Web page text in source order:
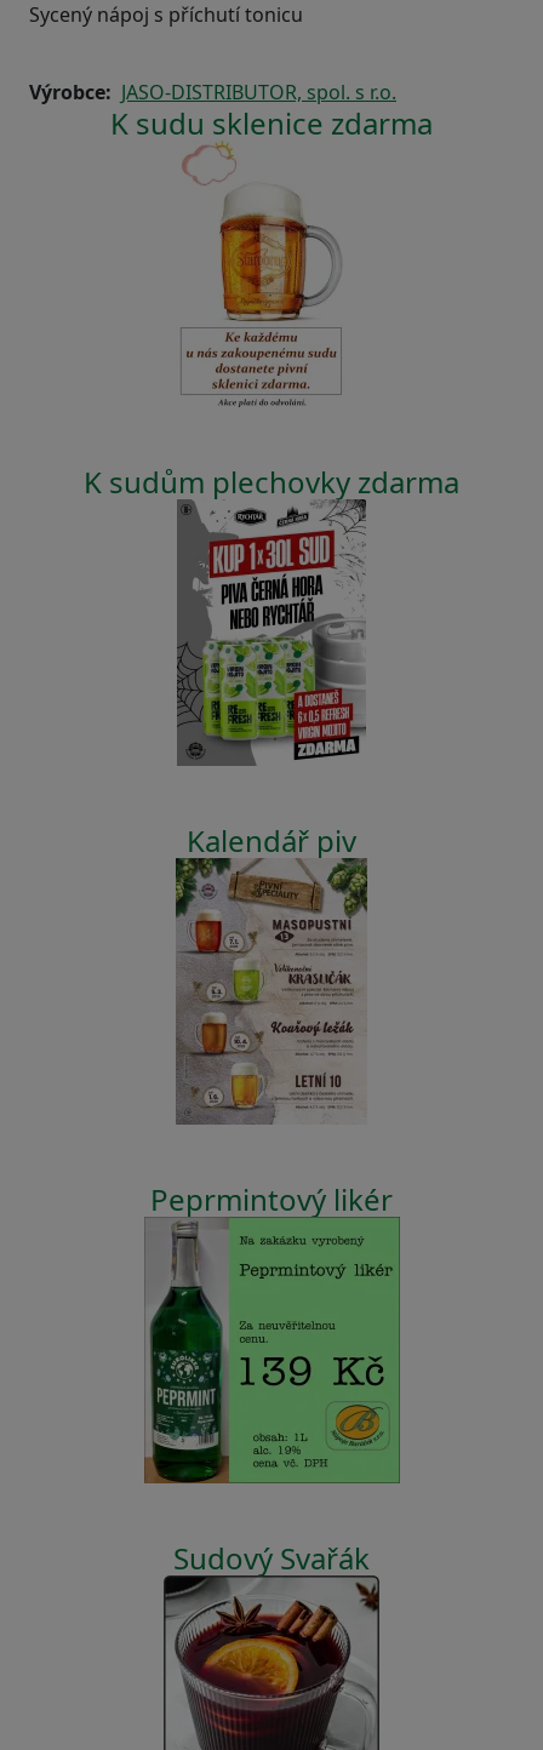
Sycený nápoj s příchutí tonicu
Výrobce JASO-DISTRIBUTOR, spol. s r.o.
K sudu sklenice zdarma
K sudům plechovky zdarma
Kalendář piv
Peprmintový likér
Sudový Svařák